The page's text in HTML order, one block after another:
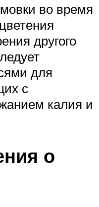
во время
другого
для
с
калия и
о